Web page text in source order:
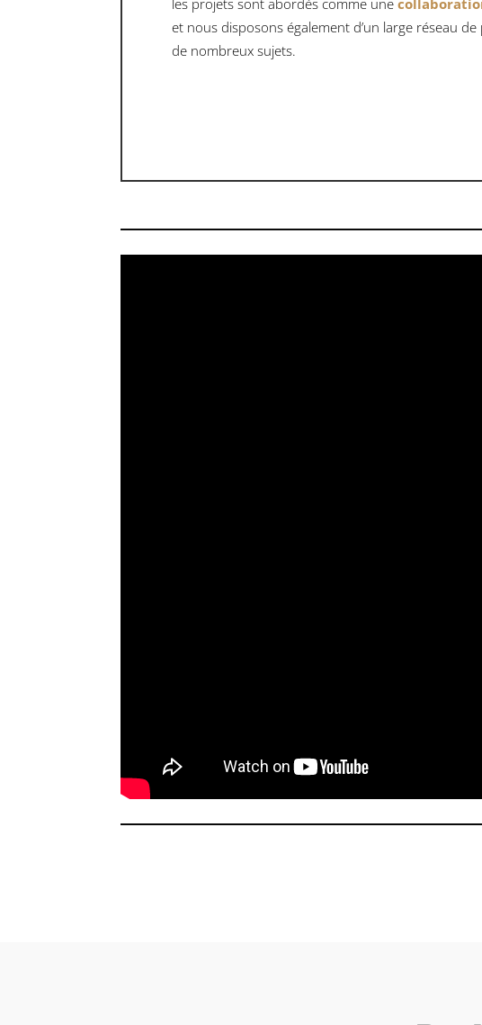
et nous disposons également d’un large réseau
de nombreux sujets.